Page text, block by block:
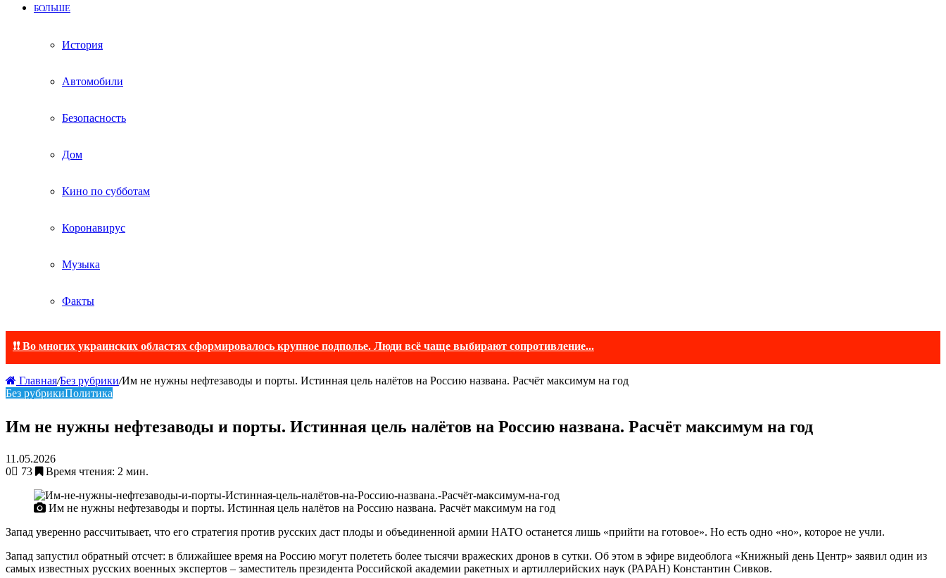
БОЛЬШЕ
История
Автомобили
Безопасность
Дом
Кино по субботам
Коронавирус
Музыка
Факты
❗❗ Во многих украинских областях сформировалось крупное подполье. Люди всё чаще выбирают сопротивление...
Главная/Без рубрики/Им не нужны нефтезаводы и порты. Истинная цель налётов на Россию названа. Расчёт максимум на год
Без рубрикиПолитика
Им не нужны нефтезаводы и порты. Истинная цель налётов на Россию названа. Расчёт максимум на год
11.05.2026
0
73 Время чтения: 2 мин.
Им не нужны нефтезаводы и порты. Истинная цель налётов на Россию названа. Расчёт максимум на год
Запад уверенно рассчитывает, что его стратегия против русских даст плоды и объединенной армии НАТО останется лишь «прийти на готовое». Но есть одно «но», которое не учли.
Запад запустил обратный отсчет: в ближайшее время на Россию могут полететь более тысячи вражеских дронов в сутки. Об этом в эфире видеоблога «Книжный день Центр» заявил один из
самых известных русских военных экспертов – заместитель президента Российской академии ракетных и артиллерийских наук (РАРАН) Константин Сивков.